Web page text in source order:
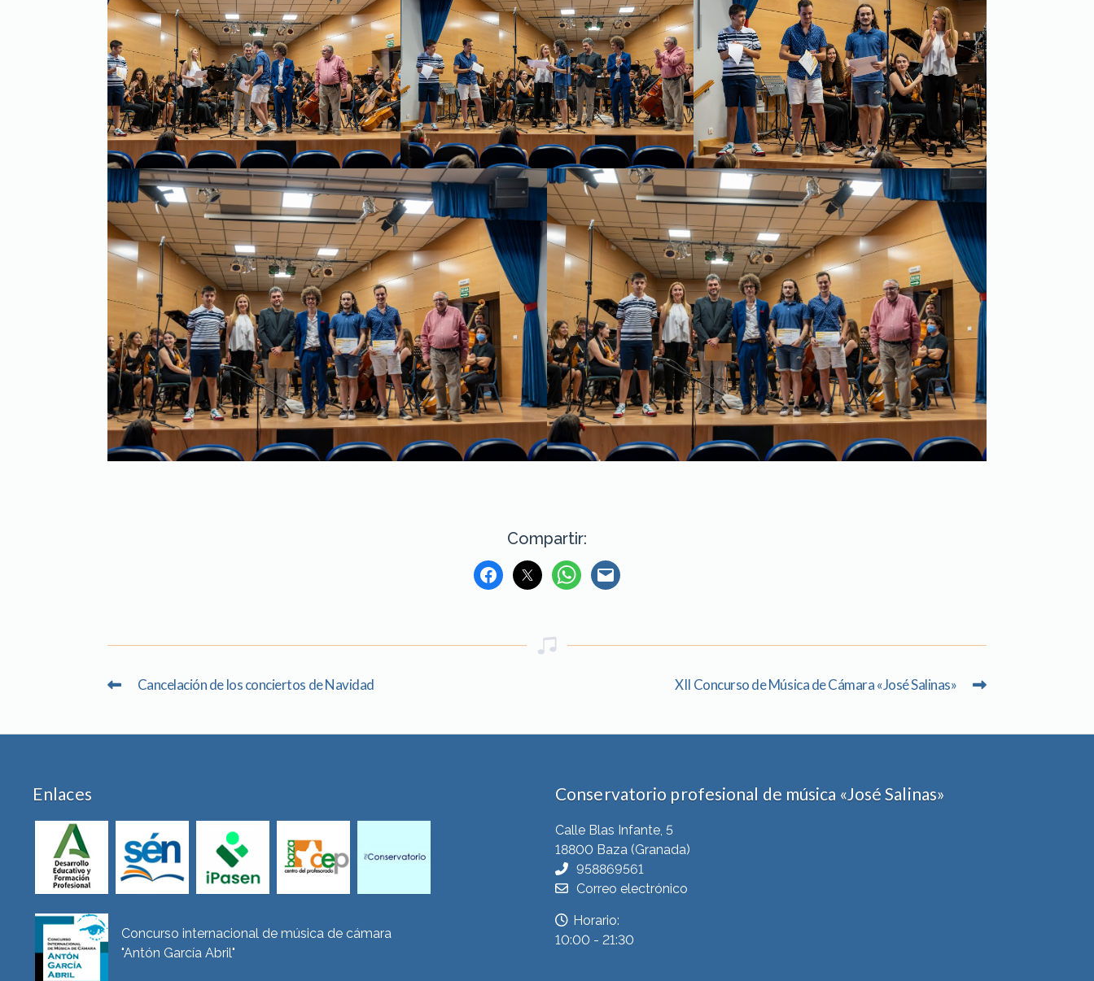
Compartir:
Cancelación de los conciertos de Navidad XII Concurso de Música de Cámara «José Salinas»
Enlaces
Concurso internacional de música de cámara
"Antón García Abril"
Conservatorio profesional de música «José Salinas»
Calle Blas Infante, 5
18800 Baza (Granada)
958869561
Correo electrónico
Horario:
10:00 - 21:30